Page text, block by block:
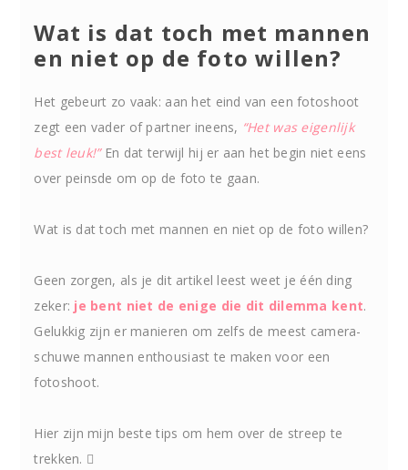
ZUID-
LIMBURG
|
LANDGRAAF
MET
AANDACHT
VOOR
ZELFVERTROUWEN
DURVEN
Wat is dat toch met mannen
en niet op de foto willen?
Het gebeurt zo vaak: aan het eind van een fotoshoot
zegt een vader of partner ineens, “Het was eigenlijk
best leuk!”En dat terwijl hij er aan het begin niet eens
over peinsde om op de foto te gaan.
Wat is dat toch met mannen en niet op de foto willen?
Geen zorgen, als je dit artikel leest weet je één ding
zeker: je bent niet de enige die dit dilemma kent.
Gelukkig zijn er manieren om zelfs de meest camera-
schuwe mannen enthousiast te maken voor een
fotoshoot.
Hier zijn mijn beste tips om hem over de streep te
trekken.